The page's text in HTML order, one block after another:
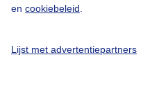
en cookiebeleid
Lijst met advertentiepartners